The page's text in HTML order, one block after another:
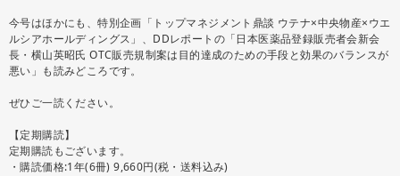
今号はほかにも、特別企画「トップマネジメント鼎談 ウテナ×中央物産×ウエ
ルシアホールディングス」、DDレポートの「日本医薬品登録販売者会新会
長・横山英昭氏 OTC販売規制案は目的達成のための手段と効果のバランスが
悪い」も読みどころです。
ぜひご一読ください。
【定期購読】
定期購読もございます。
・購読価格:1年(6冊) 9,660円(税・送料込み)